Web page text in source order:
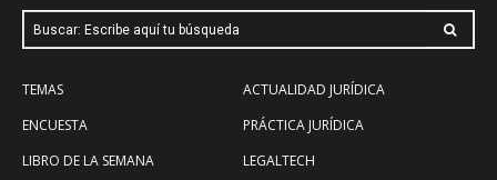
Buscar: Escribe aquí tu búsqueda
TEMAS
ENCUESTA
LIBRO DE LA SEMANA
ACTUALIDAD JURÍDICA
PRÁCTICA JURÍDICA
LEGALTECH